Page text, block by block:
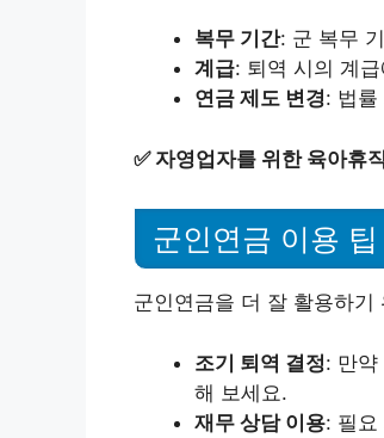
복무 기간: 군 복무
계급: 퇴역 시의 계
연금 제도 변경: 법률
✅ 자영업자를 위한 육아휴
군인연금 이용 팁
군인연금을 더 잘 활용하기
조기 퇴역 결정: 만약
해 보세요.
재무 상담 이용: 필요